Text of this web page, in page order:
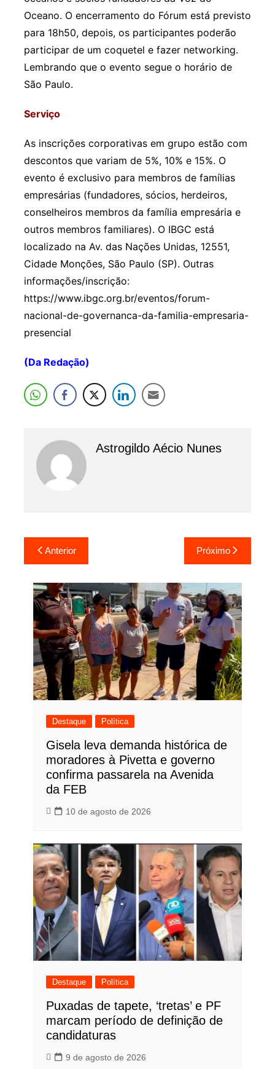
Oceano. O encerramento do Fórum está previsto
para 18h50, depois, os participantes poderão
participar de um coquetel e fazer networking.
Lembrando que o evento segue o horário de
São Paulo.
Serviço
As inscrições corporativas em grupo estão com
descontos que variam de 5%, 10% e 15%. O
evento é exclusivo para membros de famílias
empresárias (fundadores, sócios, herdeiros,
conselheiros membros da família empresária e
outros membros familiares). O IBGC está
localizado na Av. das Nações Unidas, 12551,
Cidade Monções, São Paulo (SP). Outras
informações/inscrição:
https://www.ibgc.org.br/eventos/forum-
nacional-de-governanca-da-familia-empresaria-
presencial
(Da Redação)
Astrogildo Aécio Nunes
Navegação
de
Post
Anterior Próximo
Destaque Política
Gisela leva demanda histórica de
moradores à Pivetta e governo
confirma passarela na Avenida
da FEB
10 de agosto de 2026
Destaque Política
Puxadas de tapete, ‘tretas’ e PF
marcam período de definição de
candidaturas
9 de agosto de 2026